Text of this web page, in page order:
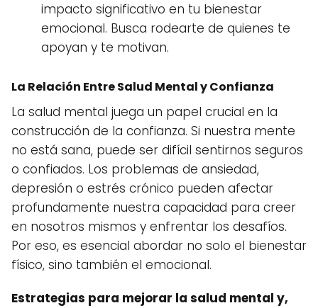
impacto significativo en tu bienestar
emocional. Busca rodearte de quienes te
apoyan y te motivan.
La Relación Entre Salud Mental y Confianza
La salud mental juega un papel crucial en la
construcción de la confianza. Si nuestra mente
no está sana, puede ser difícil sentirnos seguros
o confiados. Los problemas de ansiedad,
depresión o estrés crónico pueden afectar
profundamente nuestra capacidad para creer
en nosotros mismos y enfrentar los desafíos.
Por eso, es esencial abordar no solo el bienestar
físico, sino también el emocional.
Estrategias para mejorar la salud mental y,